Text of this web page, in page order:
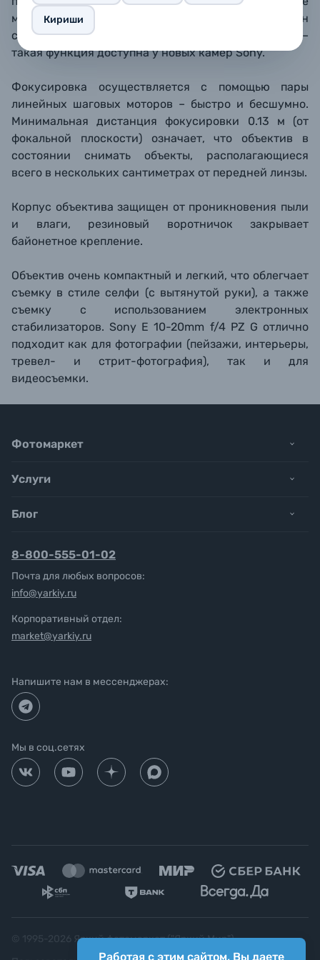
Кириши
минимизирован. Он может быть полностью устранен
с помощью дополнительной цифровой коррекции –
такая функция доступна у новых камер Sony.
Фокусировка осуществляется с помощью пары
линейных шаговых моторов – быстро и бесшумно.
Минимальная дистанция фокусировки 0.13 м (от
фокальной плоскости) означает, что объектив в
состоянии снимать объекты, располагающиеся
всего в нескольких сантиметрах от передней линзы.
Корпус объектива защищен от проникновения пыли
и влаги, резиновый воротничок закрывает
байонетное крепление.
Объектив очень компактный и легкий, что облегчает
съемку в стиле селфи (с вытянутой руки), а также
съемку с использованием электронных
стабилизаторов.Sony E 10-20mm f/4 PZ G отлично
подходит как для фотографии (пейзажи, интерьеры,
тревел- и стрит-фотография), так и для
видеосъемки.
Работая с этим сайтом, Вы даете
Фотомаркет
Услуги
Блог
8-800-555-01-02
Почта для любых вопросов:
info@yarkiy.ru
Корпоративный отдел:
market@yarkiy.ru
Напишите нам в мессенджерах:
Мы в соц.сетях
Яркий фотомаркет ("Яркий Мир")